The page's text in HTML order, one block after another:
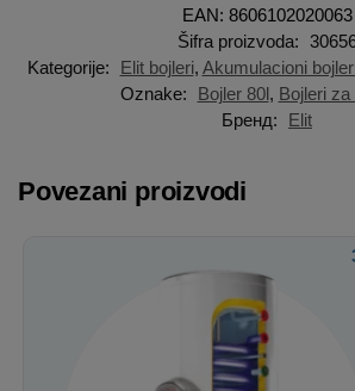
EAN: 8606102020063
Šifra proizvoda:
Kategorije:
Elit bojleri, Akumulacioni
Oznake:
Bojler 80l, Bojleri za
Бренд:
Elit
Povezani proizvodi